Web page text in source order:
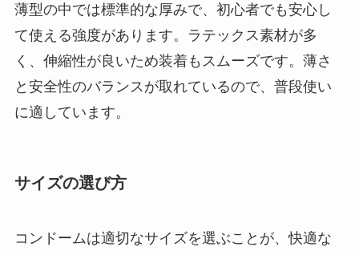
薄型の中では標準的な厚みで、初心者でも安心し
て使える強度があります。ラテックス素材が多
く、伸縮性が良いため装着もスムーズです。薄さ
と安全性のバランスが取れているので、普段使い
に適しています。
サイズの選び方
コンドームは適切なサイズを選ぶことが、快適な